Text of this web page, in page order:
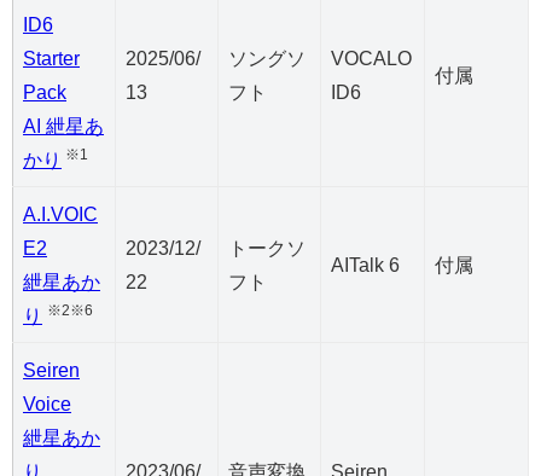
ID6
Starter
Pack
AI 紲星あ
かり
※1
2025/06/
13
ソングソ
フト
VOCALO
ID6
付属
A.I.VOIC
E2
紲星あか
り
※2※6
2023/12/
22
トークソ
フト
AITalk 6 付属
Seiren
Voice
紲星あか
り
2023/06/
音声変換
Seiren